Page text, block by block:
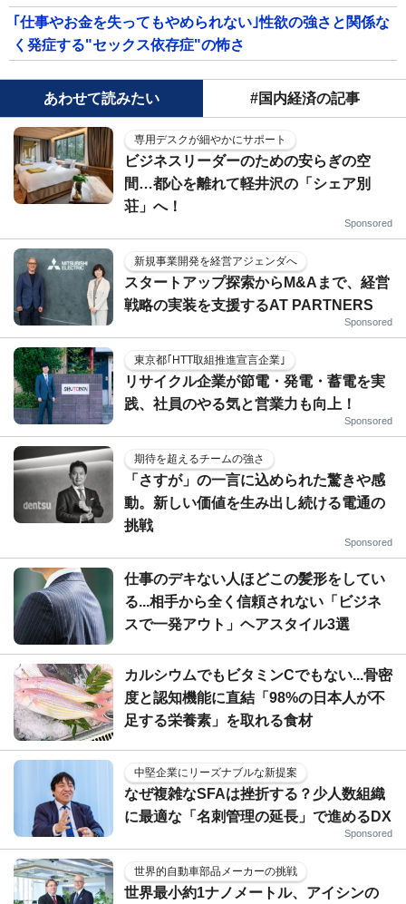
｢仕事やお金を失ってもやめられない｣性欲の強さと関係な
く発症する"セックス依存症"の怖さ
あわせて読みたい #国内経済の記事
専用デスクが細やかにサポート
ビジネスリーダーのための安らぎの空
間…都心を離れて軽井沢の「シェア別
荘」へ！
Sponsored
新規事業開発を経営アジェンダへ
スタートアップ探索からM&Aまで、経営
戦略の実装を支援するAT PARTNERS
Sponsored
東京都｢HTT取組推進宣言企業｣
リサイクル企業が節電・発電・蓄電を実
践、社員のやる気と営業力も向上！
Sponsored
期待を超えるチームの強さ
「さすが」の一言に込められた驚きや感
動。新しい価値を生み出し続ける電通の
挑戦
Sponsored
仕事のデキない人ほどこの髪形をしてい
る...相手から全く信頼されない「ビジネ
スで一発アウト」ヘアスタイル3選
カルシウムでもビタミンCでもない...骨密
度と認知機能に直結「98%の日本人が不
足する栄養素」を取れる食材
中堅企業にリーズナブルな新提案
なぜ複雑なSFAは挫折する？少人数組織
に最適な「名刺管理の延長」で進めるDX
Sponsored
世界的自動車部品メーカーの挑戦
世界最小約1ナノメートル、アイシンの